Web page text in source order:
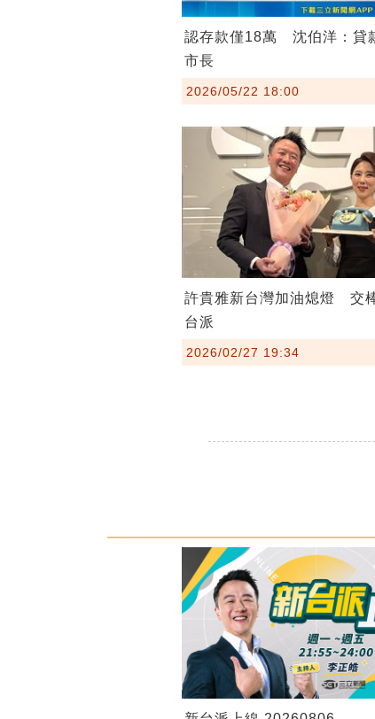
認存款僅18萬 沈伯洋：貸
市長
2026/05/22 18:00
許貴雅新台灣加油熄燈 交
台派
2026/02/27 19:34